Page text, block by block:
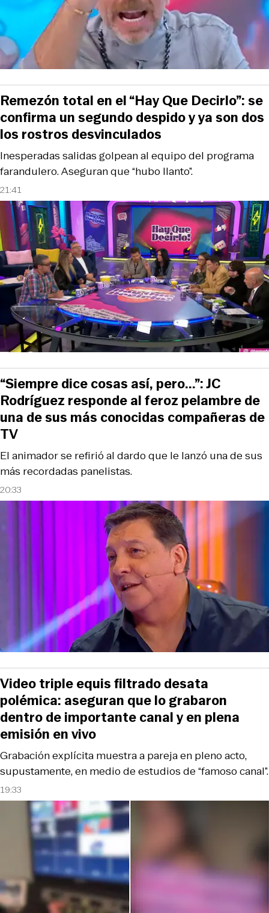
21:41
Inesperadas salidas golpean al equipo del programa
farandulero. Aseguran que “hubo llanto”.
Remezón total en el “Hay Que Decirlo”: se
confirma un segundo despido y ya son dos
los rostros desvinculados
20:33
El animador se refirió al dardo que le lanzó una de sus
más recordadas panelistas.
“Siempre dice cosas así, pero...”: JC
Rodríguez responde al feroz pelambre de
una de sus más conocidas compañeras de
TV
19:33
Grabación explícita muestra a pareja en pleno acto,
supustamente, en medio de estudios de “famoso canal”.
Video triple equis filtrado desata
polémica: aseguran que lo grabaron
dentro de importante canal y en plena
emisión en vivo